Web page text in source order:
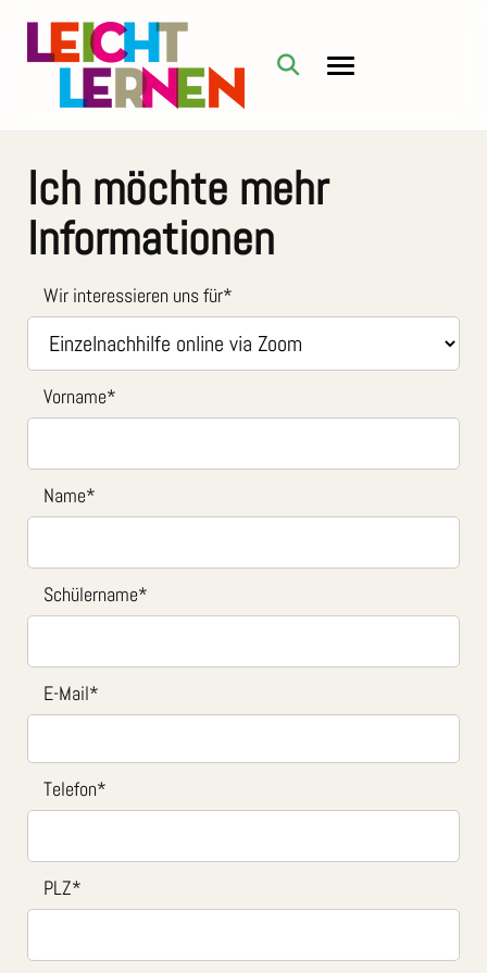
Ich möchte mehr
Informationen
Wir interessieren uns für*
Vorname*
Name*
Schülername*
E-Mail*
Telefon*
PLZ*